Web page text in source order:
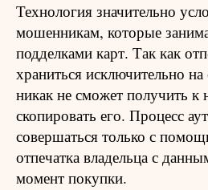
Технология значительно
мошенникам, которые
подделками карт. Так как
храниться исключительно
никак не сможет получить к
скопировать его. Процесс
совершаться только с
отпечатка владельца с
момент покупки.